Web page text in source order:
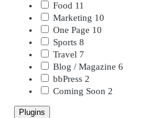
Food 11
Marketing 10
One Page 10
Sports 8
Travel 7
Blog / Magazine 6
bbPress 2
Coming Soon 2
Plugins